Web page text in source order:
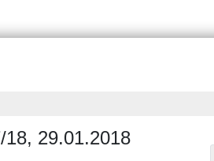
18, 29.01.2018